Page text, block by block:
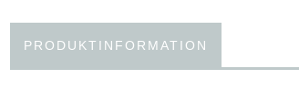
PRODUKTINFORMATION